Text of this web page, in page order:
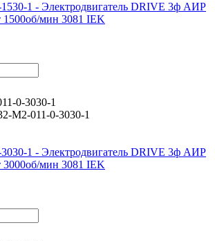
1 - Электродвигатель DRIVE 3ф АИР
мин 3081 IEK
0-3030-1
M2-011-0-3030-1
1 - Электродвигатель DRIVE 3ф АИР
мин 3081 IEK